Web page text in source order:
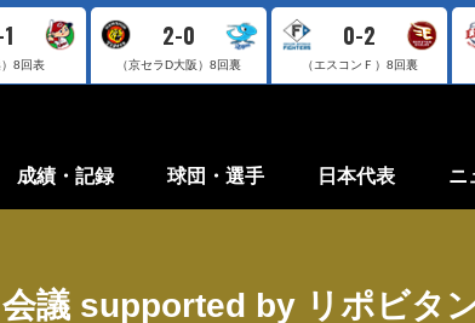
8回表
2-0
（京セラD大阪） 8回裏
0-2
（エスコンＦ） 8回裏
成績・記録 球団・選手 日本代表 ニ
議 supported by リポビタ